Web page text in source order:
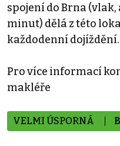
spojení do Brna (vlak,
minut) dělá z této
každodenní dojíždění.
Pro více informací
makléře
VELMI ÚSPORNÁ B